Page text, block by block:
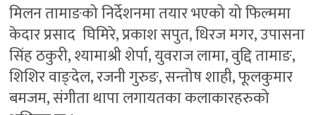
मिलन तामाङको निर्देशनमा तयार भएको यो फिल्ममा
केदार प्रसाद घिमिरे, प्रकाश सपुत, धिरज मगर, उपासना
सिंह ठकुरी, श्यामाश्री शेर्पा, युवराज लामा, वुद्दि तामाङ,
शिशिर वाङ्देल, रजनी गुरुङ, सन्तोष शाही, फूलकुमार
बमजम, संगीता थापा लगायतका कलाकारहरुको